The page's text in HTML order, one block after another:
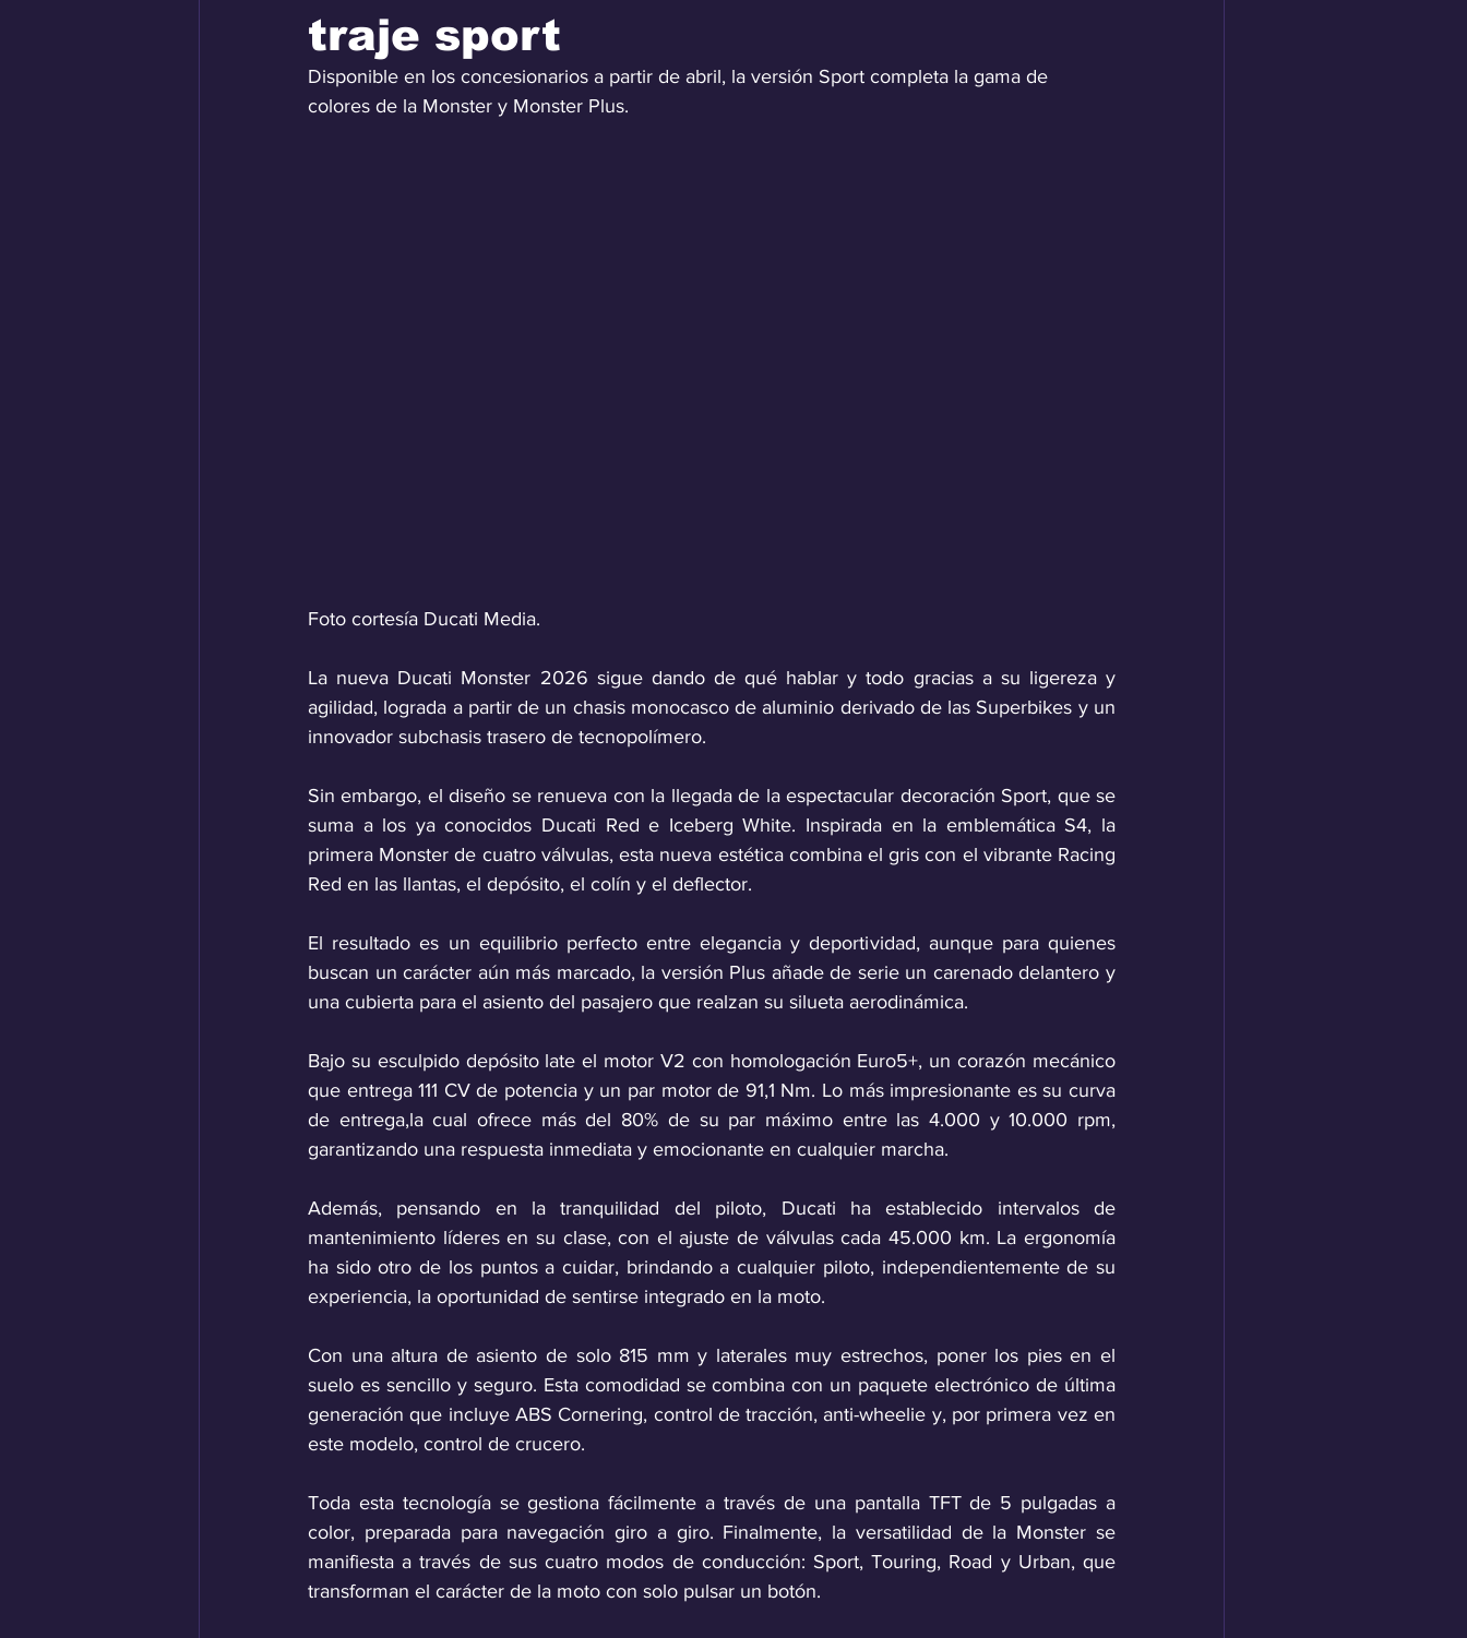
traje sport
Disponible en los concesionarios a partir de abril, la versión Sport completa la gama de
colores de la Monster y Monster Plus.
Foto cortesía Ducati Media.
La nueva Ducati Monster 2026 sigue dando de qué hablar y todo gracias a su ligereza y
agilidad, lograda a partir de un chasis monocasco de aluminio derivado de las Superbikes y un
innovador subchasis trasero de tecnopolímero.
Sin embargo, el diseño se renueva con la llegada de la espectacular decoración Sport, que se
suma a los ya conocidos Ducati Red e Iceberg White. Inspirada en la emblemática S4, la
primera Monster de cuatro válvulas, esta nueva estética combina el gris con el vibrante Racing
Red en las llantas, el depósito, el colín y el deflector.
El resultado es un equilibrio perfecto entre elegancia y deportividad, aunque para quienes
buscan un carácter aún más marcado, la versión Plus añade de serie un carenado delantero y
una cubierta para el asiento del pasajero que realzan su silueta aerodinámica.
Bajo su esculpido depósito late el motor V2 con homologación Euro5+, un corazón mecánico
que entrega 111 CV de potencia y un par motor de 91,1 Nm. Lo más impresionante es su curva
de entrega,la cual ofrece más del 80% de su par máximo entre las 4.000 y 10.000 rpm,
garantizando una respuesta inmediata y emocionante en cualquier marcha.
Además, pensando en la tranquilidad del piloto, Ducati ha establecido intervalos de
mantenimiento líderes en su clase, con el ajuste de válvulas cada 45.000 km. La ergonomía
ha sido otro de los puntos a cuidar, brindando a cualquier piloto, independientemente de su
experiencia, la oportunidad de sentirse integrado en la moto.
Con una altura de asiento de solo 815 mm y laterales muy estrechos, poner los pies en el
suelo es sencillo y seguro. Esta comodidad se combina con un paquete electrónico de última
generación que incluye ABS Cornering, control de tracción, anti-wheelie y, por primera vez en
este modelo, control de crucero.
Toda esta tecnología se gestiona fácilmente a través de una pantalla TFT de 5 pulgadas a
color, preparada para navegación giro a giro. Finalmente, la versatilidad de la Monster se
manifiesta a través de sus cuatro modos de conducción: Sport, Touring, Road y Urban, que
transforman el carácter de la moto con solo pulsar un botón.